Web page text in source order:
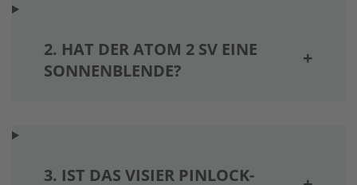
2. HAT DER ATOM 2 SV EINE
SONNENBLENDE?
3. IST DAS VISIER PINLOCK-